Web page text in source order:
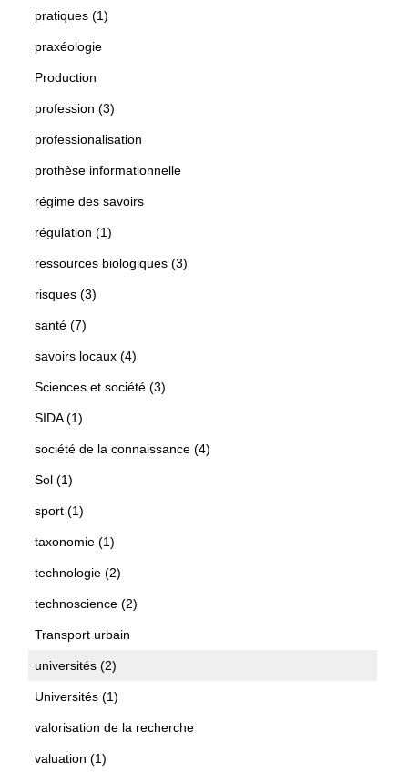
pratiques (1)
praxéologie
Production
profession (3)
professionalisation
prothèse informationnelle
régime des savoirs
régulation (1)
ressources biologiques (3)
risques (3)
santé (7)
savoirs locaux (4)
Sciences et société (3)
SIDA (1)
société de la connaissance (4)
Sol (1)
sport (1)
taxonomie (1)
technologie (2)
technoscience (2)
Transport urbain
universités (2)
Universités (1)
valorisation de la recherche
valuation (1)